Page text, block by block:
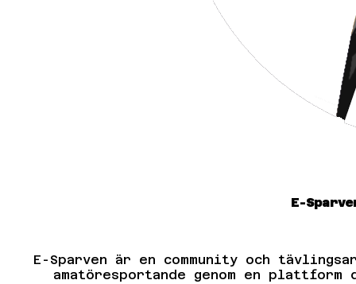
E-
E-Sparven är en community och
amatöresportande genom en